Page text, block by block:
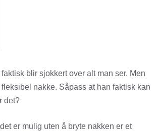
blir sjokkert over alt man ser. Men
nakke. Såpass at han faktisk kan
det?
er mulig uten å bryte nakken er et